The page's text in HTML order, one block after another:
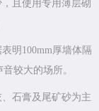
且使用专用薄层砌
明100mm厚墙体隔
较大的场所。
石膏及尾矿砂为主